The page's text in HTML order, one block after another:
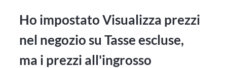
Ho impostato Visualizza prezzi
nel negozio su Tasse escluse,
ma i prezzi all'ingrosso